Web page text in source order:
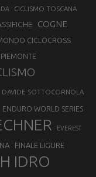
CICLISMO TOSCANA
COGNE
CICLOCROSS
DAVIDE SOTTOCORNOLA
ENDURO WORLD SERIES
EVEREST
FINALE LIGURE
IDRO